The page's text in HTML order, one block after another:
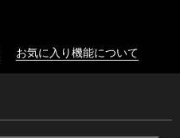
お気に入り機能について